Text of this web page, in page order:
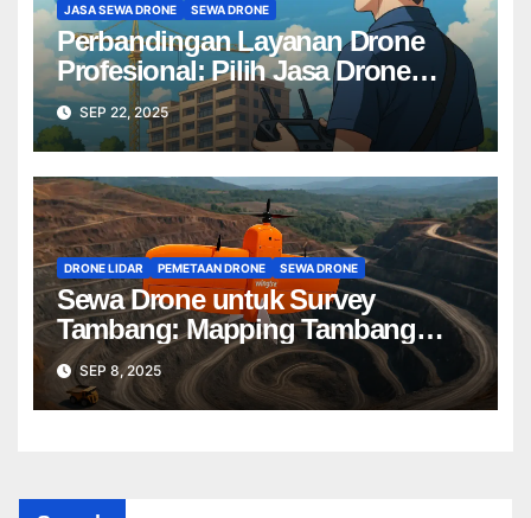
JASA SEWA DRONE SEWA DRONE
Perbandingan Layanan Drone
Profesional: Pilih Jasa Drone
Terbaik untuk Proyek Anda
SEP 22, 2025
DRONE LIDAR PEMETAAN DRONE SEWA DRONE
Sewa Drone untuk Survey
Tambang: Mapping Tambang
Profesional Lebih Cepat & Akurat
SEP 8, 2025